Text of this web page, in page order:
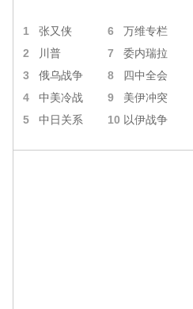
1 张又侠 6 万维专栏
2 川普 7 委内瑞拉
3 俄乌战争 8 四中全会
4 中美冷战 9 美伊冲突
5 中日关系 10 以伊战争